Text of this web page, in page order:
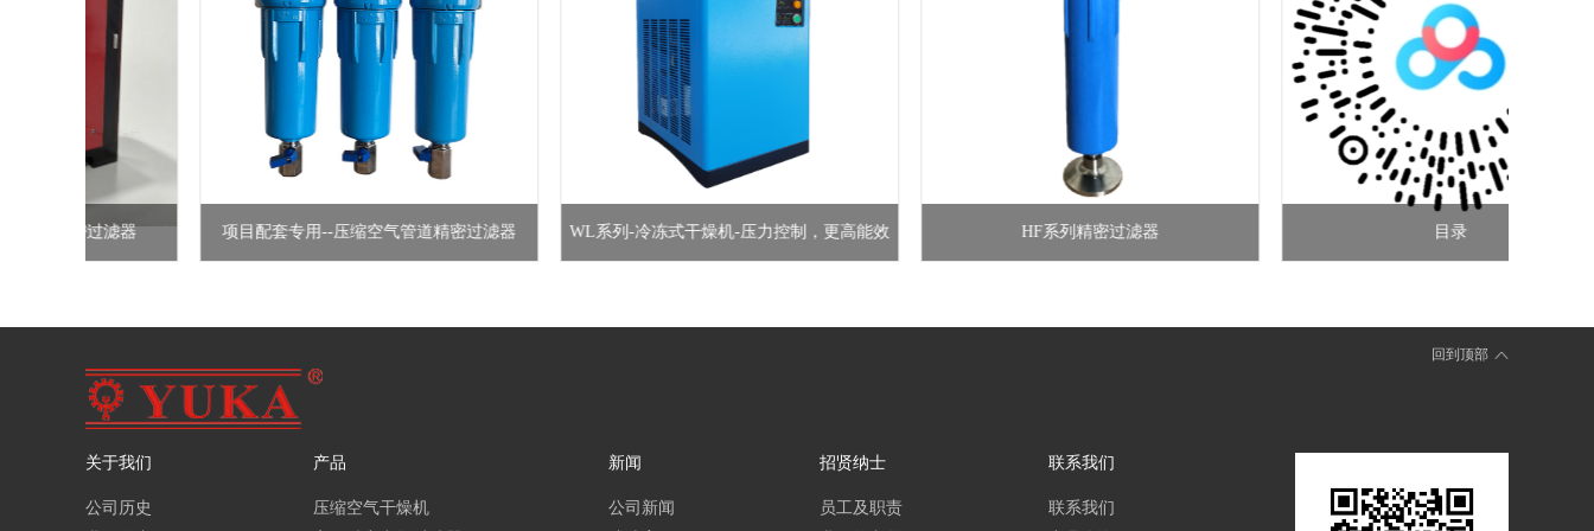
气精密过滤器 项目配套专用--压缩空气管道精密过滤器 WL系列-冷冻式干燥机-压力控制，更高能效 HF系列精密过滤器 目录
回到顶部
关于我们
公司历史
产品
压缩空气干燥机
新闻
公司新闻
招贤纳士
员工及职责
联系我们
联系我们